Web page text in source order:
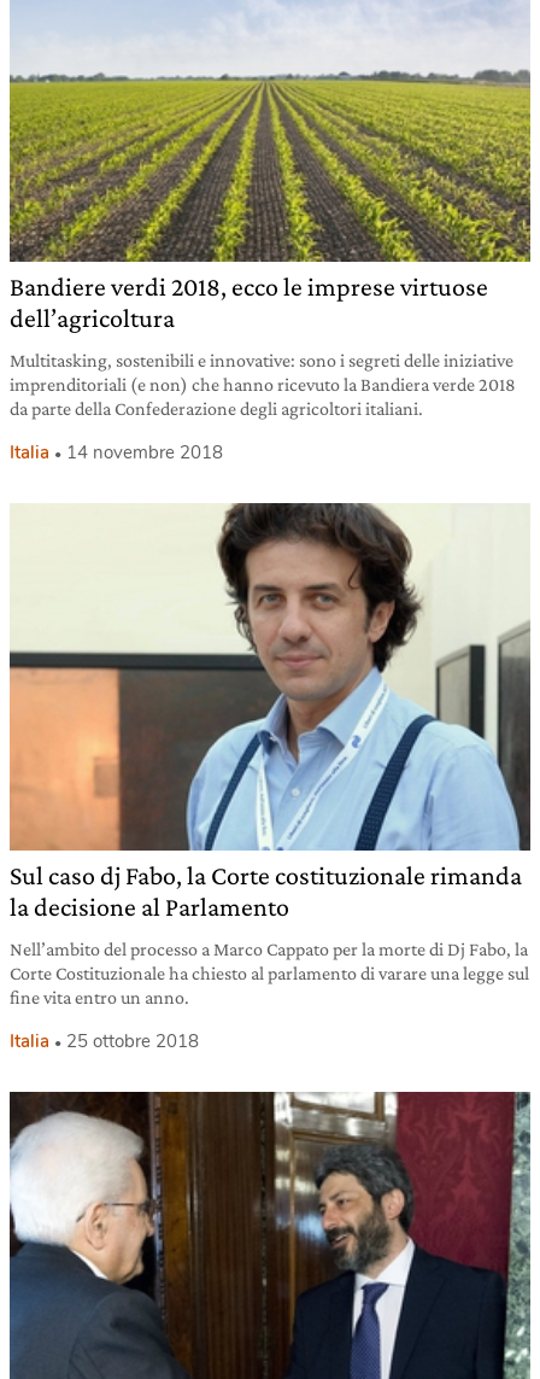
Bandiere verdi 2018, ecco le imprese virtuose
dell’agricoltura
Multitasking, sostenibili e innovative: sono i segreti delle iniziative
imprenditoriali (e non) che hanno ricevuto la Bandiera verde 2018
da parte della Confederazione degli agricoltori italiani.
Italia 14 novembre 2018
Sul caso dj Fabo, la Corte costituzionale rimanda
la decisione al Parlamento
Nell’ambito del processo a Marco Cappato per la morte di Dj Fabo, la
Corte Costituzionale ha chiesto al parlamento di varare una legge sul
fine vita entro un anno.
Italia 25 ottobre 2018